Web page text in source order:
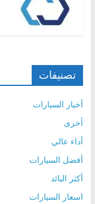
تصنيفات
أخبار السيارات
أخرى
أداء عالي
أفضل السيارات
أكثر البائد
اسعار السيارات